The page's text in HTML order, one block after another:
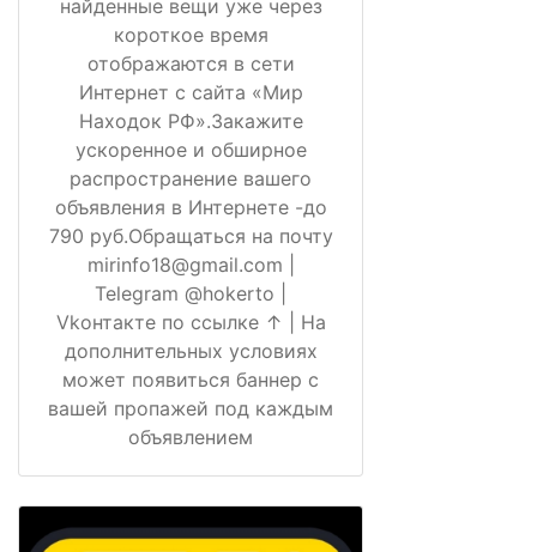
найденные вещи уже через
короткое время
отображаются в сети
Интернет с сайта «Мир
Находок РФ».Закажите
ускоренное и обширное
распространение вашего
объявления в Интернете -до
790 руб.Обращаться на почту
mirinfo18@gmail.com |
Telegram @hokerto |
Vkонтакте по ссылке ↑ | На
дополнительных условиях
может появиться баннер с
вашей пропажей под каждым
объявлением